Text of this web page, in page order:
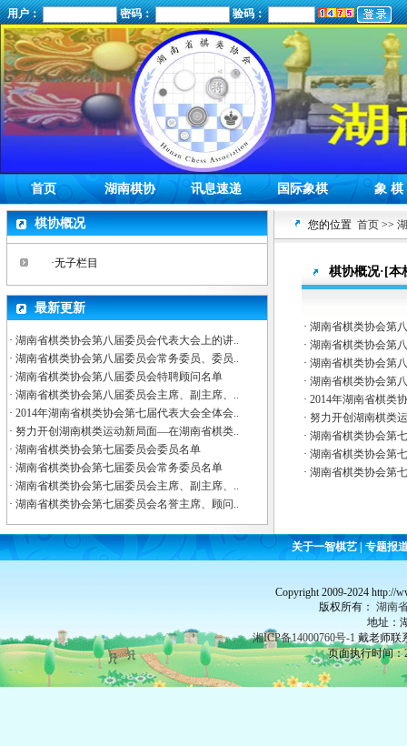
用户： 密码： 验码：
首页 湖南棋协 讯息速递 国际象棋 象 棋
棋协概况
·无子栏目
最新更新
· 湖南省棋类协会第八届委员会代表大会上的讲..
· 湖南省棋类协会第八届委员会常务委员、委员..
· 湖南省棋类协会第八届委员会特聘顾问名单
· 湖南省棋类协会第八届委员会主席、副主席、..
· 2014年湖南省棋类协会第七届代表大会全体会..
· 努力开创湖南棋类运动新局面—在湖南省棋类..
· 湖南省棋类协会第七届委员会委员名单
· 湖南省棋类协会第七届委员会常务委员名单
· 湖南省棋类协会第七届委员会主席、副主席、..
· 湖南省棋类协会第七届委员会名誉主席、顾问..
您的位置 首页 >>
棋协概况·[本
· 湖南省棋类协会第
· 湖南省棋类协会第
· 湖南省棋类协会第
· 湖南省棋类协会第
· 2014年湖南省棋类
· 努力开创湖南棋类
· 湖南省棋类协会第
· 湖南省棋类协会第
· 湖南省棋类协会第
关于一智棋艺 专题报
Copyright 2009-2024 http://
版权所有： 湖南
地址：
湘ICP备14000760号-1 戴老师联
页面执行时间